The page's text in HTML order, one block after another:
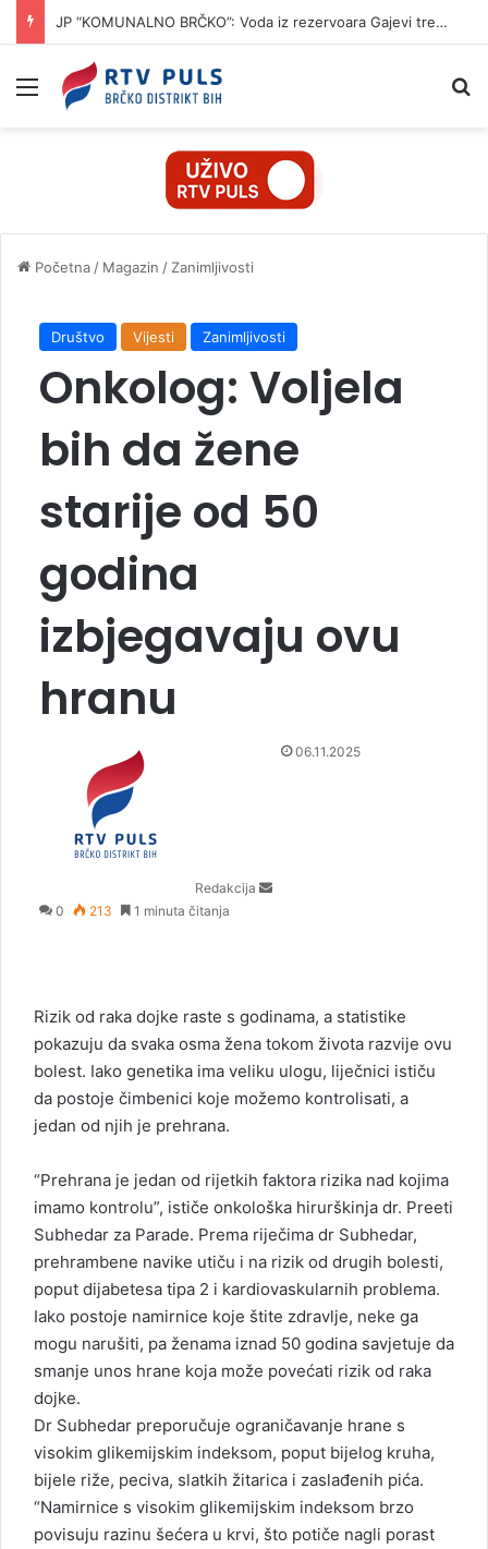
JP “KOMUNALNO BRČKO”: Voda iz rezervoara Gajevi trenutno nije za piće
Izbornik
Početna / Magazin / Zanimljivosti
Društvo Vijesti Zanimljivosti
Onkolog: Voljela
bih da žene
starije od 50
godina
izbjegavaju ovu
hranu
Redakcija
06.11.2025
0 213 1 minuta čitanja
Rizik od raka dojke raste s godinama, a statistike
pokazuju da svaka osma žena tokom života razvije ovu
bolest. Iako genetika ima veliku ulogu, liječnici ističu
da postoje čimbenici koje možemo kontrolisati, a
jedan od njih je prehrana.
“Prehrana je jedan od rijetkih faktora rizika nad kojima
imamo kontrolu”, ističe onkološka hirurškinja dr. Preeti
Subhedar za Parade. Prema riječima dr Subhedar,
prehrambene navike utiču i na rizik od drugih bolesti,
poput dijabetesa tipa 2 i kardiovaskularnih problema.
Iako postoje namirnice koje štite zdravlje, neke ga
mogu narušiti, pa ženama iznad 50 godina savjetuje da
smanje unos hrane koja može povećati rizik od raka
dojke.
Dr Subhedar preporučuje ograničavanje hrane s
visokim glikemijskim indeksom, poput bijelog kruha,
bijele riže, peciva, slatkih žitarica i zaslađenih pića.
“Namirnice s visokim glikemijskim indeksom brzo
povisuju razinu šećera u krvi, što potiče nagli porast